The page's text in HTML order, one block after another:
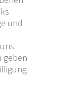
und
geben